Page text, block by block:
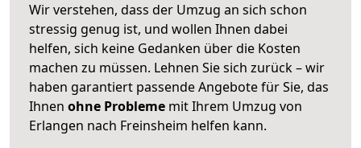
Wir verstehen, dass der Umzug an sich schon
stressig genug ist, und wollen Ihnen dabei
helfen, sich keine Gedanken über die Kosten
machen zu müssen. Lehnen Sie sich zurück – wir
haben garantiert passende Angebote für Sie, das
Ihnen ohne Probleme mit Ihrem Umzug von
Erlangen nach Freinsheim helfen kann.